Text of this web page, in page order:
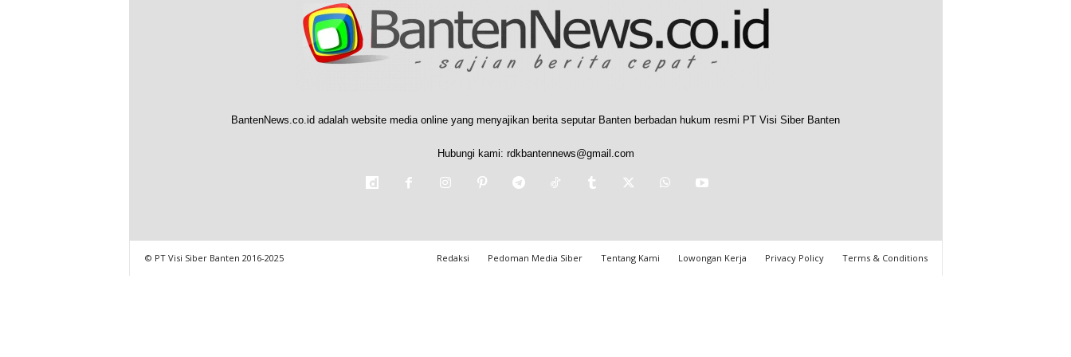
BantenNews.co.id adalah website media online yang menyajikan berita seputar Banten berbadan hukum resmi PT Visi Siber Banten
Hubungi kami: rdkbantennews@gmail.com
Redaksi Pedoman Media Siber Tentang Kami Lowongan Kerja Privacy Policy Terms & Conditions
© PT Visi Siber Banten 2016-2025